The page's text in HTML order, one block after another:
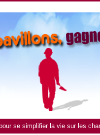
se simplifier la vie sur les